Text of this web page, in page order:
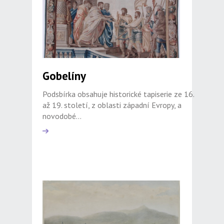
Gobelíny
Podsbírka obsahuje historické tapiserie ze 16.
až 19. století, z oblasti západní Evropy, a
novodobé...